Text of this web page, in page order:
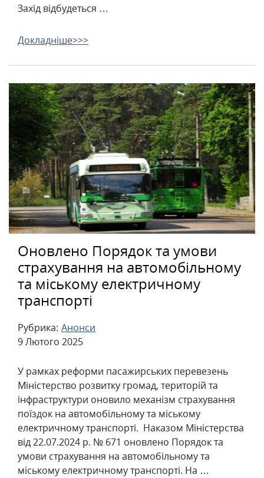
Захід відбудеться …
Докладніше>>>
Оновлено Порядок та умови
страхування на автомобільному
та міському електричному
транспорті
Рубрика: Анонси
9 Лютого 2025
У рамках реформи пасажирських перевезень
Міністерство розвитку громад, територій та
інфраструктури оновило механізм страхування
поїздок на автомобільному та міському
електричному транспорті. Наказом Міністерства
від 22.07.2024 р. № 671 оновлено Порядок та
умови страхування на автомобільному та
міському електричному транспорті. На …